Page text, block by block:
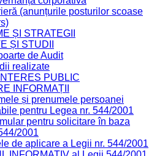
(anunțurile posturilor scoase
ȘI STRATEGII
ȘI STUDII
de Audit
realizate
PUBLIC
INFORMAȚII
și prenumele persoanei
pentru Legea nr. 544/2001
pentru solicitare în baza
2001
de aplicare a Legii nr. 544/2001